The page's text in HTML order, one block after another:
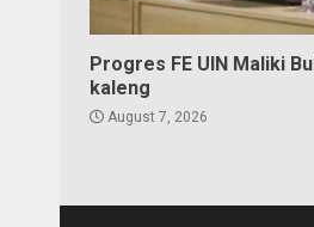
Progres FE UIN Maliki
kaleng
August 7, 2026